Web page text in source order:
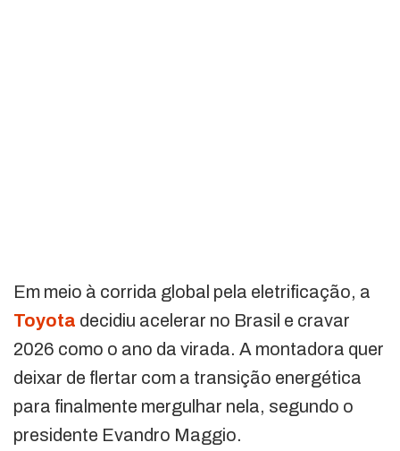
Em meio à corrida global pela eletrificação, a
Toyota decidiu acelerar no Brasil e cravar
2026 como o ano da virada. A montadora quer
deixar de flertar com a transição energética
para finalmente mergulhar nela, segundo o
presidente Evandro Maggio.